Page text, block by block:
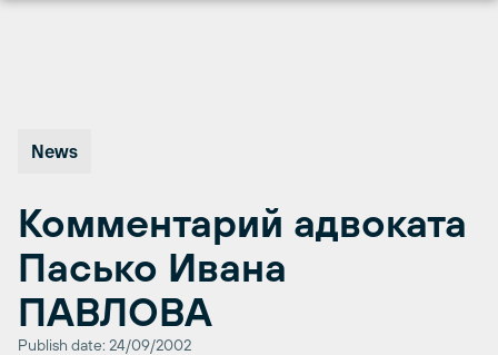
News
Комментарий адвоката
Пасько Ивана
ПАВЛОВА
Publish date: 24/09/2002